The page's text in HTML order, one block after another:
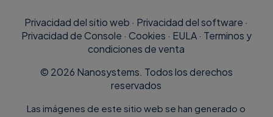
Privacidad del sitio web · Privacidad del software ·
Privacidad de Console · Cookies · EULA· Terminos y
condiciones de venta
© 2026 Nanosystems. Todos los derechos
reservados
Las imágenes de este sitio web se han generado o